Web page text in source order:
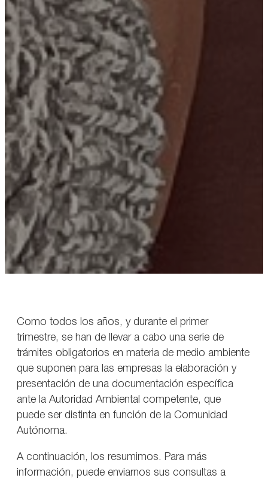
Como todos los años, y durante el primer
trimestre, se han de llevar a cabo una serie de
trámites obligatorios en materia de medio ambiente
que suponen para las empresas la elaboración y
presentación de una documentación específica
ante la Autoridad Ambiental competente, que
puede ser distinta en función de la Comunidad
Autónoma.
A continuación, los resumimos. Para más
información, puede enviarnos sus consultas a